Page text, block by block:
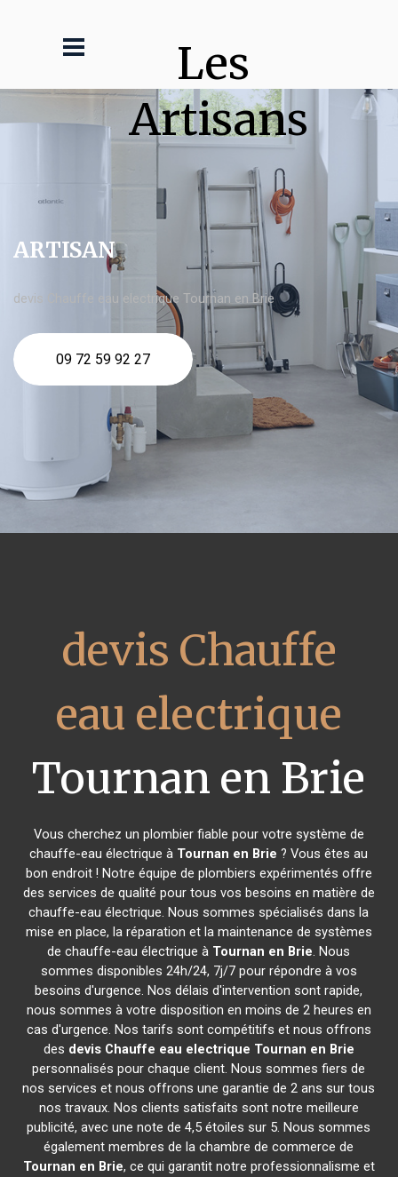
Les
Artisans
ARTISAN
devis Chauffe eau electrique Tournan en Brie
09 72 59 92 27
devis Chauffe
eau electrique
Tournan en Brie
Vous cherchez un plombier fiable pour votre système de
chauffe-eau électrique à Tournan en Brie ? Vous êtes au
bon endroit ! Notre équipe de plombiers expérimentés offre
des services de qualité pour tous vos besoins en matière de
chauffe-eau électrique. Nous sommes spécialisés dans la
mise en place, la réparation et la maintenance de systèmes
de chauffe-eau électrique à Tournan en Brie. Nous
sommes disponibles 24h/24, 7j/7 pour répondre à vos
besoins d'urgence. Nos délais d'intervention sont rapide,
nous sommes à votre disposition en moins de 2 heures en
cas d'urgence. Nos tarifs sont compétitifs et nous offrons
des devis Chauffe eau electrique Tournan en Brie
personnalisés pour chaque client. Nous sommes fiers de
nos services et nous offrons une garantie de 2 ans sur tous
nos travaux. Nos clients satisfaits sont notre meilleure
publicité, avec une note de 4,5 étoiles sur 5. Nous sommes
également membres de la chambre de commerce de
Tournan en Brie, ce qui garantit notre professionnalisme et